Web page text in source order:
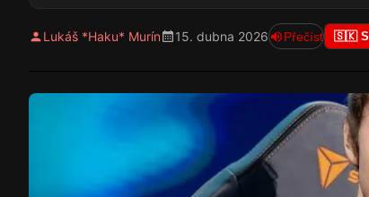
Lukáš *Haku* Murín 15. dubna 2026 Přečíst 🇸🇰